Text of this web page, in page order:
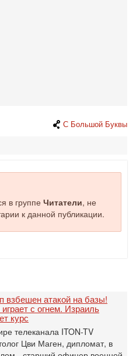
С Большой Буквы
в группе Читатели, не
к данной публикации.
взбешен атакой на базы!
с огнем. Израиль
курс
телеканала ITON-TV
Цви Маген, дипломат, в